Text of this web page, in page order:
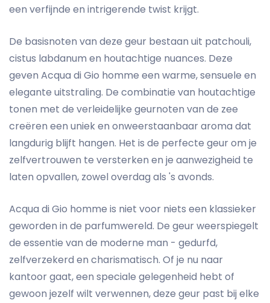
een verfijnde en intrigerende twist krijgt.
De basisnoten van deze geur bestaan uit patchouli,
cistus labdanum en houtachtige nuances. Deze
geven Acqua di Gio homme een warme, sensuele en
elegante uitstraling. De combinatie van houtachtige
tonen met de verleidelijke geurnoten van de zee
creëren een uniek en onweerstaanbaar aroma dat
langdurig blijft hangen. Het is de perfecte geur om je
zelfvertrouwen te versterken en je aanwezigheid te
laten opvallen, zowel overdag als 's avonds.
Acqua di Gio homme is niet voor niets een klassieker
geworden in de parfumwereld. De geur weerspiegelt
de essentie van de moderne man - gedurfd,
zelfverzekerd en charismatisch. Of je nu naar
kantoor gaat, een speciale gelegenheid hebt of
gewoon jezelf wilt verwennen, deze geur past bij elke